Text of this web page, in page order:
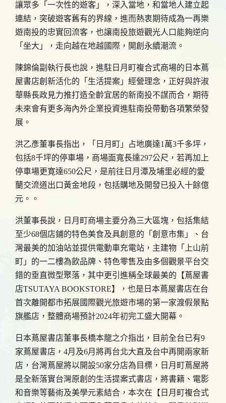
讓眾多「一次性的遊客」，深入當地，和當地人建立起
連結，突破遊客舊有的界線，進而熱衷期待成為一再樂
遊南投的忠實回流客，也讓南投旅遊觀光人口能夠逆向
「坐大」，走向越在地越國際，開創永續潮流。
陳錦倫副執行長也說，進駐日月町複合式商場的日本蔦
屋書店創新活化的「生活提案」經營理念，正好與許淑
華縣長政見力推打造全齡宜居的新南投不謀而合，期待
未來會有更多海內外企業投資進駐南投帶動各項繁榮發
展。
洪乙彥董事長指出，「日月町」占地廣達1萬3千多坪，
包括8千坪的停車場，商場面寬長達297公尺，若再加上
停車場更寛達650公尺，是前往日月潭及埔里必經的愛
蘭交流道出口黃金地段，包括購地及開發已投入十餘億
元。。
洪董事長說，日月町商場主要分為三大區塊，包括集結
至少68個店鋪的特色美食及具創意的「創意市集」、台
灣最美的加油站並提供電動車充電站，主建物「上山前
町」的一二樓為飲品牌、特色零售及由多個觀景平台交
錯的垂直微型聚落，其中更引進稱全球最美的【蔦屋書
店TSUTAYA BOOKSTORE】，也是日本蔦屋書店在台
首次離開都市拓展國際觀光旅遊市場的第一家渡假景點
旗艦店，整體商場預計2024年初完工盛大開幕。
日本蔦屋書店董事長橋本龍之介指出，目前全台已有9
家蔦屋書店，4月及6月將再台北大直及台中再開兩家新
店，台灣蔦屋將以開設50家分店為目標，日月町蔦屋將
是全新落實台灣原創的生活提案式書店，將書籍、電影
和音樂等藝術及美學元素結合，本次在【日月町複合式